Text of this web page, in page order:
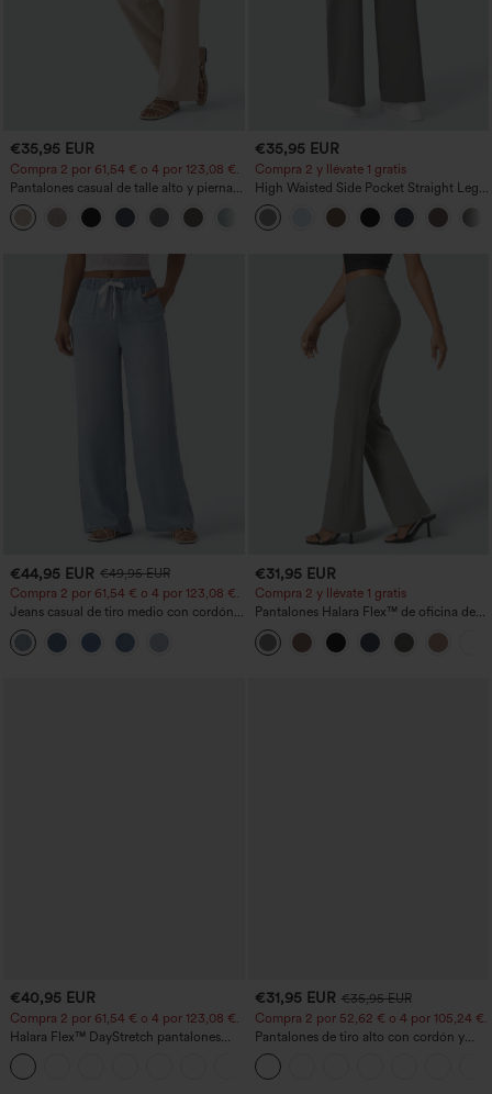
€35,95 EUR
Compra 2 por 61,54 € o 4 por 123,08 €.
Pantalones casual de talle alto y pierna
recta con tacto de lino y bolsillos
+5
€35,95 EUR
Compra 2 y llévate 1 gratis
High Waisted Side Pocket Straight Leg
Work Pants
€44,95 EUR €49,95 EUR
Compra 2 por 61,54 € o 4 por 123,08 €.
Jeans casual de tiro medio con cordón y
bolsillos
€31,95 EUR
Compra 2 y llévate 1 gratis
Pantalones Halara Flex™ de oficina de
tiro alto ligeramente acampanados con
bolsillos
€40,95 EUR
Compra 2 por 61,54 € o 4 por 123,08 €.
Halara Flex™ DayStretch pantalones
acampanados de trabajo de tiro medio
con bolsillo lateral con cremallera
€31,95 EUR €35,95 EUR
Compra 2 por 52,62 € o 4 por 105,24 €.
Pantalones de tiro alto con cordón y
bolsillos, pernera ancha, holgados y de
estilo casual con tacto de lino.